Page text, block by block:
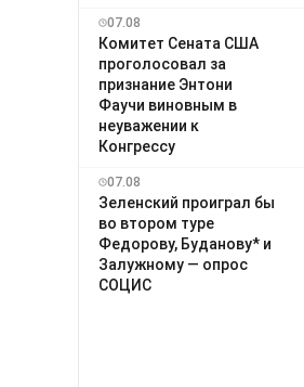
07.08
Комитет Сената США
проголосовал за
признание Энтони
Фаучи виновным в
неуважении к
Конгрессу
07.08
Зеленский проиграл бы
во втором туре
Федорову, Буданову* и
Залужному — опрос
СОЦИС